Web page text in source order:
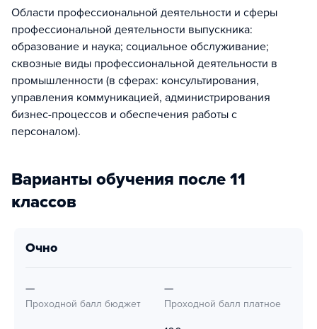
Области профессиональной деятельности и сферы
профессиональной деятельности выпускника:
образование и наука; социальное обслуживание;
сквозные виды профессиональной деятельности в
промышленности (в сферах: консультирования,
управления коммуникацией, администрирования
бизнес-процессов и обеспечения работы с
персоналом).
Варианты обучения после 11
классов
очно
—
Проходной балл бюджет
—
Проходной балл платное